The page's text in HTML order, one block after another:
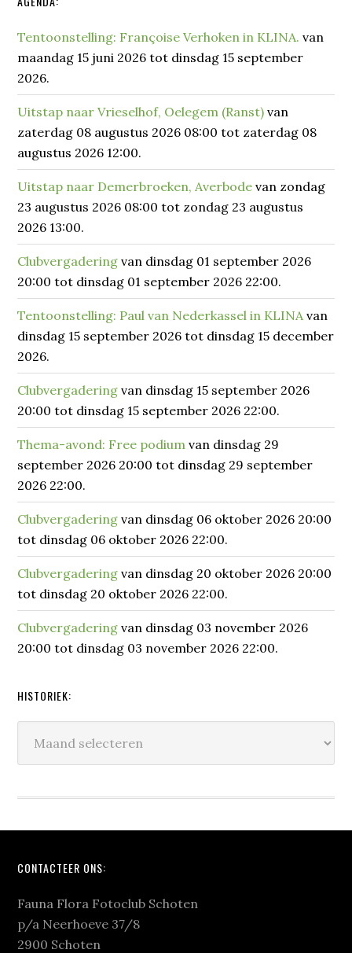
Primaire
Sidebar
Tentoonstelling: Françoise Verhoken in KLINA. van
maandag 15 juni 2026 tot dinsdag 15 september
2026.
Uitstap naar Vrieselhof, Oelegem (Ranst) van
zaterdag 08 augustus 2026 08:00 tot zaterdag 08
augustus 2026 12:00.
Uitstap naar Demerbroeken, Averbode van zondag
23 augustus 2026 08:00 tot zondag 23 augustus
2026 13:00.
Clubvergadering van dinsdag 01 september 2026
20:00 tot dinsdag 01 september 2026 22:00.
Tentoonstelling: Paul van Nederkassel in KLINAvan
dinsdag 15 september 2026 tot dinsdag 15 december
2026.
Clubvergadering van dinsdag 15 september 2026
20:00 tot dinsdag 15 september 2026 22:00.
Thema-avond: Free podium van dinsdag 29
september 2026 20:00 tot dinsdag 29 september
2026 22:00.
Clubvergadering van dinsdag 06 oktober 2026 20:00
tot dinsdag 06 oktober 2026 22:00.
Clubvergadering van dinsdag 20 oktober 2026 20:00
tot dinsdag 20 oktober 2026 22:00.
Clubvergadering van dinsdag 03 november 2026
20:00 tot dinsdag 03 november 2026 22:00.
HISTORIEK:
Footer
CONTACTEER ONS:
Fauna Flora Fotoclub Schoten
p/a Neerhoeve 37/8
2900 Schoten